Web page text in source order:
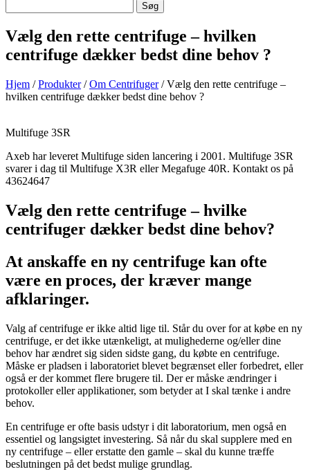
efter
Søg
Vælg den rette centrifuge – hvilken
centrifuge dækker bedst dine behov ?
Hjem /Produkter/Om Centrifuger/ Vælg den rette centrifuge –
hvilken centrifuge dækker bedst dine behov ?
Multifuge 3SR
Axeb har leveret Multifuge siden lancering i 2001. Multifuge 3SR
svarer i dag til Multifuge X3R eller Megafuge 40R. Kontakt os på
43624647
Vælg den rette centrifuge – hvilke
centrifuger dækker bedst dine behov?
At anskaffe en ny centrifuge kan ofte
være en proces, der kræver mange
afklaringer.
Valg af centrifuge er ikke altid lige til. Står du over for at købe en ny
centrifuge, er det ikke utænkeligt, at mulighederne og/eller dine
behov har ændret sig siden sidste gang, du købte en centrifuge.
Måske er pladsen i laboratoriet blevet begrænset eller forbedret, eller
også er der kommet flere brugere til. Der er måske ændringer i
protokoller eller applikationer, som betyder at I skal tænke i andre
behov.
En centrifuge er ofte basis udstyr i dit laboratorium, men også en
essentiel og langsigtet investering. Så når du skal supplere med en
ny centrifuge – eller erstatte den gamle – skal du kunne træffe
beslutningen på det bedst mulige grundlag.